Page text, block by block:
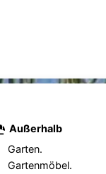
Außerhalb
Garten.
Gartenmöbel.